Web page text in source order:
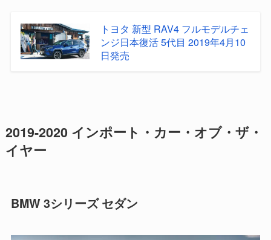
トヨタ 新型 RAV4 フルモデルチェ
ンジ日本復活 5代目 2019年4月10
日発売
2019-2020 インポート・カー・オブ・ザ・
イヤー
BMW 3シリーズ セダン